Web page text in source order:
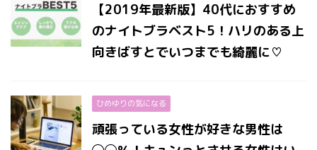
【2019年最新版】40代におすすめ
のナイトブラベスト5！ハリのある上
向きばすとでいつまでも綺麗に♡
ひめゆりの気になる
頑張っている女性が好きな男性は